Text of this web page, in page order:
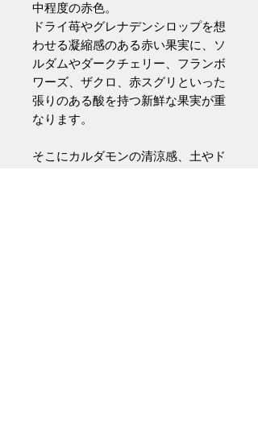
中程度の赤色。
ドライ苺やグレナデンシロップを想
わせる凝縮感のある赤い果実に、ソ
ルダムやダークチェリー、フランボ
ワーズ、ザクロ、赤スグリといった
張りのある酸を持つ新鮮な果実が重
なります。
そこにカルダモンの清涼感、土やド